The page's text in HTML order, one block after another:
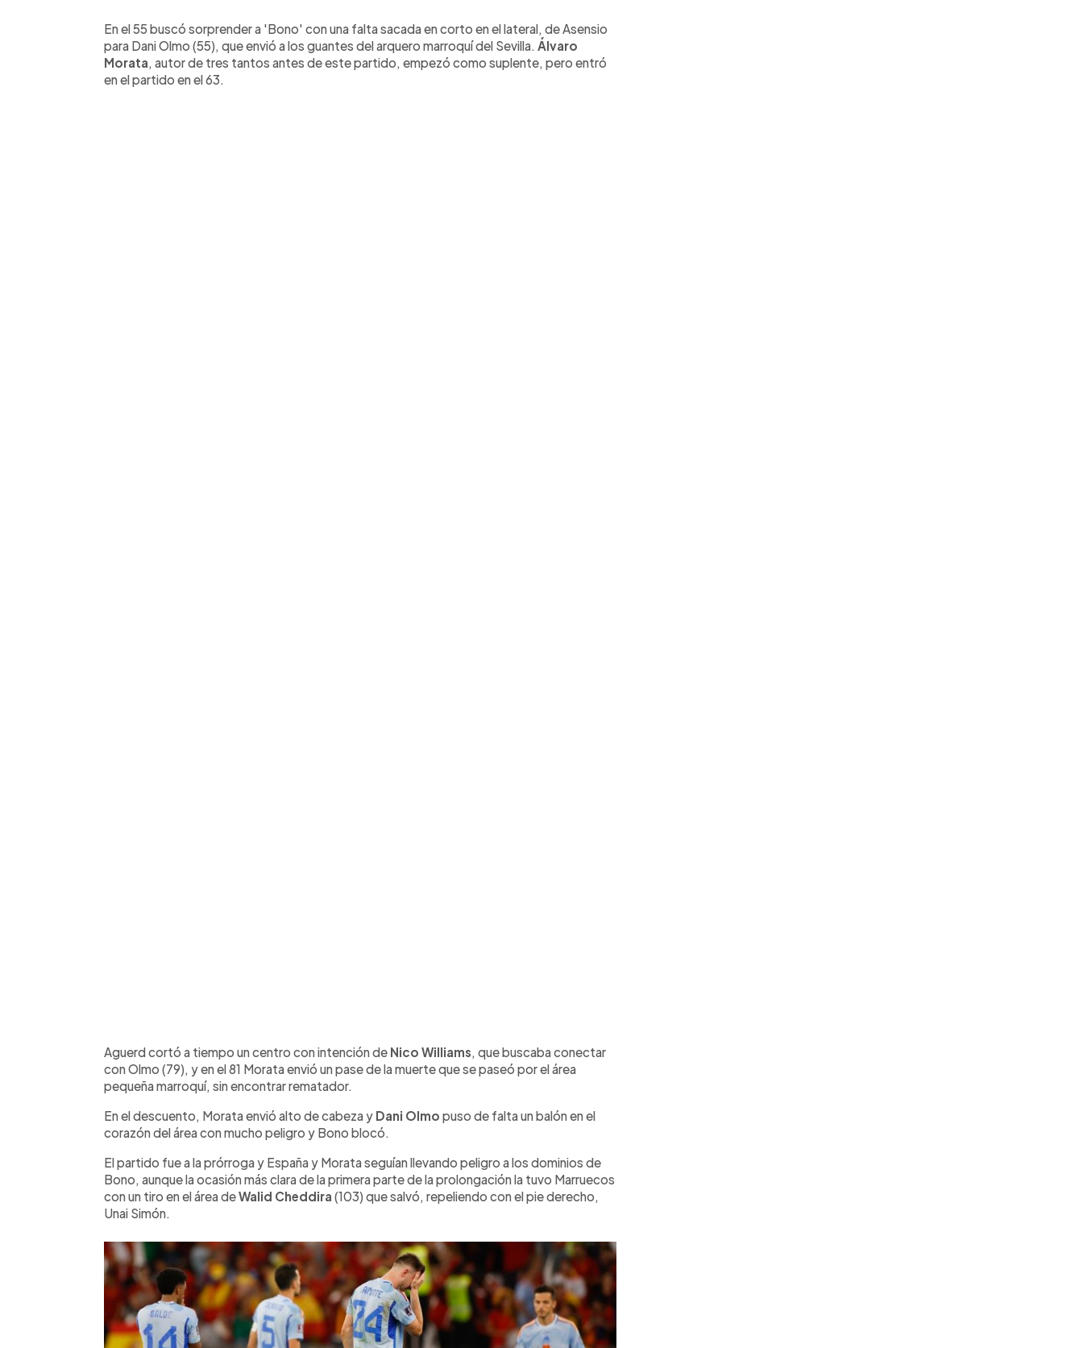
En el 55 buscó sorprender a 'Bono' con una falta sacada en corto en el lateral, de Asensio
para Dani Olmo (55), que envió a los guantes del arquero marroquí del Sevilla. Álvaro
Morata , autor de tres tantos antes de este partido, empezó como suplente, pero entró
en el partido en el 63.
Aguerd cortó a tiempo un centro con intención de Nico Williams , que buscaba conectar
con Olmo (79), y en el 81 Morata envió un pase de la muerte que se paseó por el área
pequeña marroquí, sin encontrar rematador.
En el descuento, Morata envió alto de cabeza y Dani Olmo puso de falta un balón en el
corazón del área con mucho peligro y Bono blocó.
El partido fue a la prórroga y España y Morata seguían llevando peligro a los dominios de
Bono, aunque la ocasión más clara de la primera parte de la prolongación la tuvo Marruecos
con un tiro en el área deWalid Cheddira (103) que salvó, repeliendo con el pie derecho,
Unai Simón.